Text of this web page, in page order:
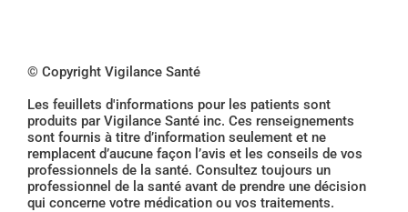
© Copyright Vigilance Santé
Les feuillets d'informations pour les patients sont
produits par Vigilance Santé inc. Ces renseignements
sont fournis à titre d’information seulement et ne
remplacent d’aucune façon l’avis et les conseils de vos
professionnels de la santé. Consultez toujours un
professionnel de la santé avant de prendre une décision
qui concerne votre médication ou vos traitements.